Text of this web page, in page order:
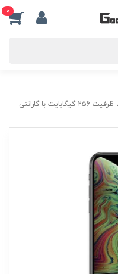
0
گوشی اپل مدل iPhone XS تک سیم‌ کارت ظرفیت 256 گیگابایت با گارانتی